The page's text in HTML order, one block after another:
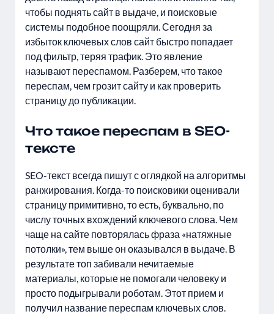
чтобы поднять сайт в выдаче, и поисковые
системы подобное поощряли. Сегодня за
избыток ключевых слов сайт быстро попадает
под фильтр, теряя трафик. Это явление
называют переспамом. Разберем, что такое
переспам, чем грозит сайту и как проверить
страницу до публикации.
Что такое переспам в SEO-
тексте
SEO-текст всегда пишут с оглядкой на алгоритмы
ранжирования. Когда-то поисковики оценивали
страницу примитивно, то есть, буквально, по
числу точных вхождений ключевого слова. Чем
чаще на сайте повторялась фраза «натяжные
потолки», тем выше он оказывался в выдаче. В
результате топ забивали нечитаемые
материалы, которые не помогали человеку и
просто подыгрывали роботам. Этот прием и
получил название переспам ключевых слов.